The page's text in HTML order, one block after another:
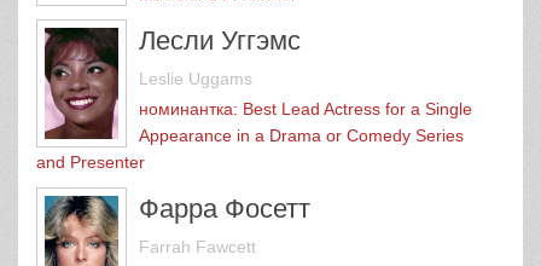
Лесли Уггэмс
Leslie Uggams
номинантка: Best Lead Actress for a Single
Appearance in a Drama or Comedy Series
and Presenter
Фарра Фосетт
Farrah Fawcett